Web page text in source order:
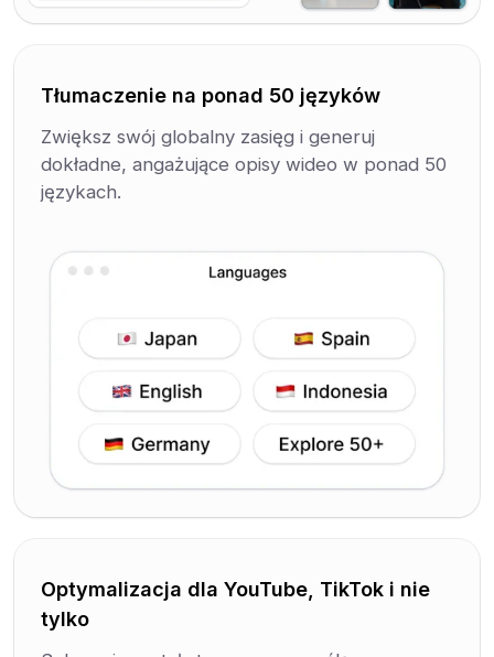
Tłumaczenie na ponad 50 języków
Zwiększ swój globalny zasięg i generuj
dokładne, angażujące opisy wideo w ponad 50
językach.
Optymalizacja dla YouTube, TikTok i nie
tylko